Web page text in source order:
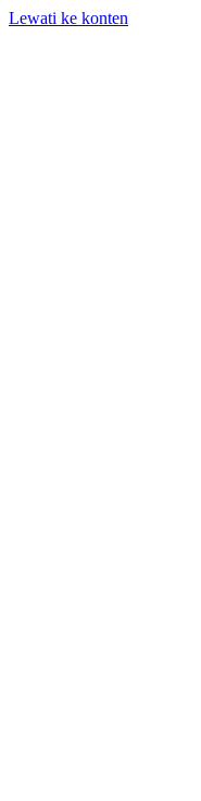
Lewati ke konten